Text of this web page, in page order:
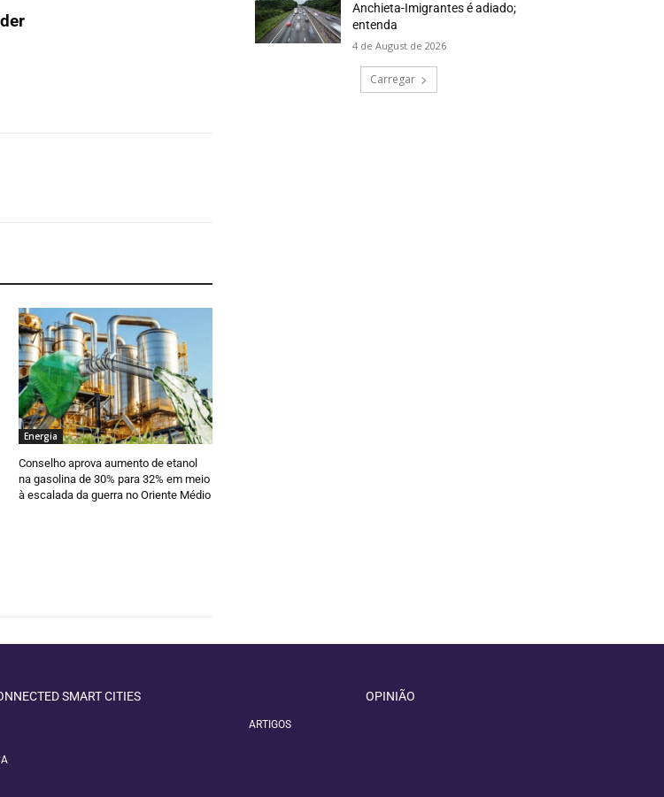
Energia
Conselho aprova aumento de etanol
na gasolina de 30% para 32% em meio
à escalada da guerra no Oriente Médio
Anchieta-Imigrantes é adiado;
entenda
4 de August de 2026
Carregar
SMART CITIES OPINIÃO
ARTIGOS